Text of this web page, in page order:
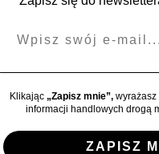
Klikając „Zapisz mnie”,wyrażasz
informacji handlowych drogą
ZAPISZ